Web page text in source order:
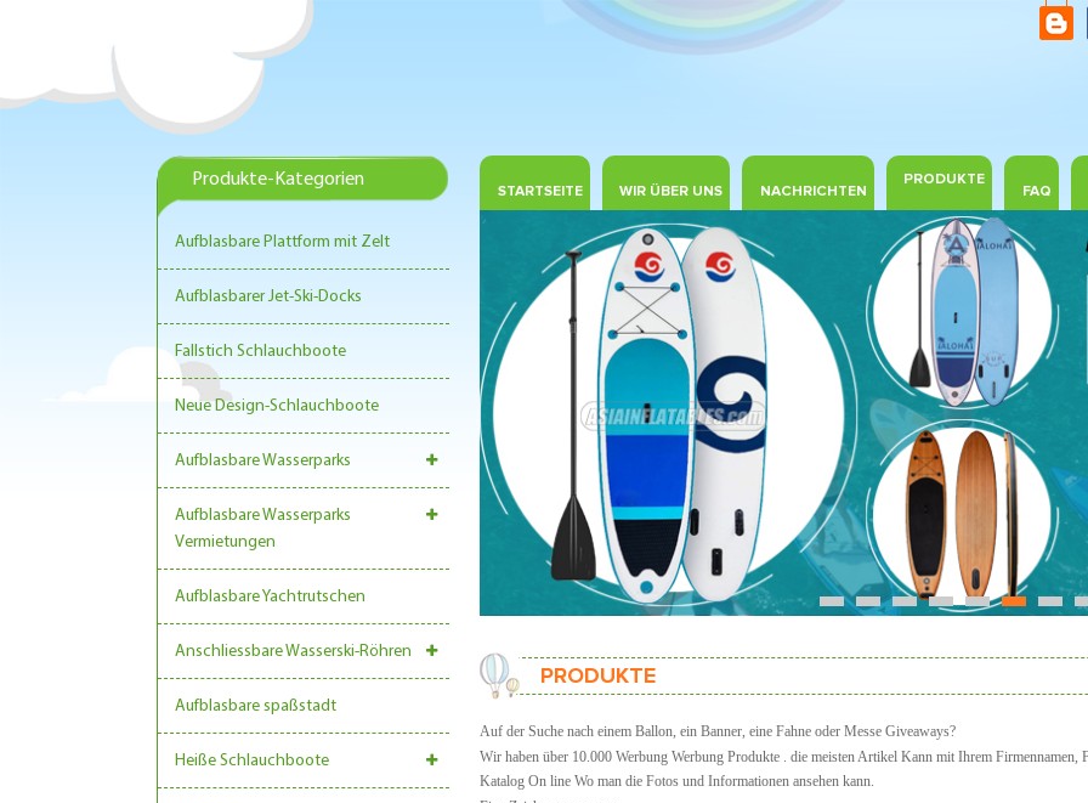
Produkte-Kategorien
Aufblasbare Plattform mit Zelt
Aufblasbarer Jet-Ski-Docks
Fallstich Schlauchboote
Neue Design-Schlauchboote
Aufblasbare Wasserparks
Aufblasbare Wasserparks
Vermietungen
Aufblasbare Yachtrutschen
Anschliessbare Wasserski-Röhren
Aufblasbare spaßstadt
Heiße Schlauchboote
STARTSEITE WIR ÜBER UNS NACHRICHTEN
PRODUKTE
FAQ
1 2 3 4 5 6 7
PRODUKTE
Auf der Suche nach einem Ballon, ein Banner, eine Fahne oder Messe Giveaways?
Wir haben über 10.000 Werbung Werbung Produkte . die meistenArtikel Kann mit Ihrem Firmennamen,
Katalog On line Wo man die Fotos und Informationen ansehen kann.